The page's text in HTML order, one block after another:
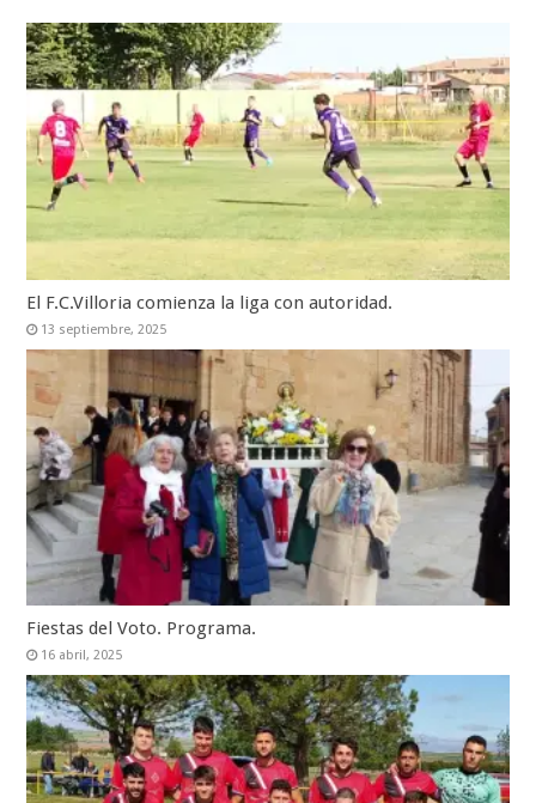
El F.C.Villoria comienza la liga con autoridad.
13 septiembre, 2025
Fiestas del Voto. Programa.
16 abril, 2025